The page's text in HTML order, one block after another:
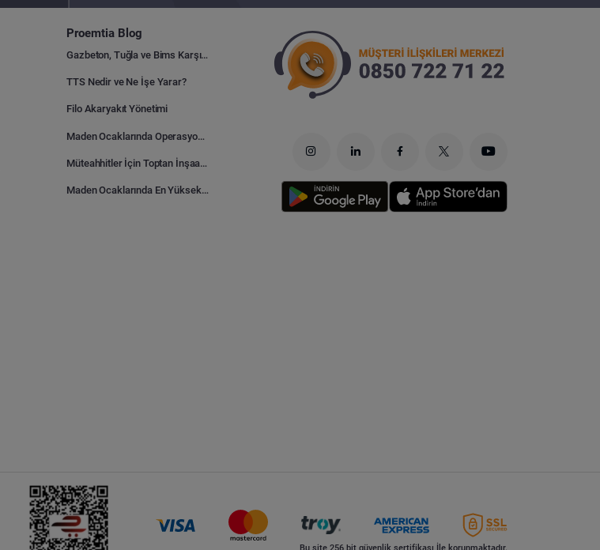
Proemtia Blog
Gazbeton, Tuğla ve Bims Karşılaştırması: Hangisi Daha Avantajlı?
TTS Nedir ve Ne İşe Yarar?
Filo Akaryakıt Yönetimi
Maden Ocaklarında Operasyonel Verimlilik Nasıl Arttırılır?
Müteahhitler İçin Toptan İnşaat Malzemesi Satın Alma Rehberi
Maden Ocaklarında En Yüksek Gider Kalemleri Nelerdir?
Bu site 256 bit güvenlik sertifikası İle korunmaktadır.